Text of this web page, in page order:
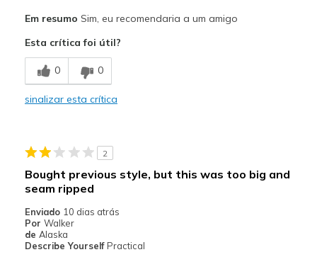
Comfortable
Durable
Sizing
Feels true to size
Em resumo Sim, eu recomendaria a um amigo
Esta crítica foi útil?
0 0
sinalizar esta crítica
2
Bought previous style, but this was too big and
seam ripped
Enviado 10 dias atrás
Por Walker
de Alaska
Describe Yourself Practical